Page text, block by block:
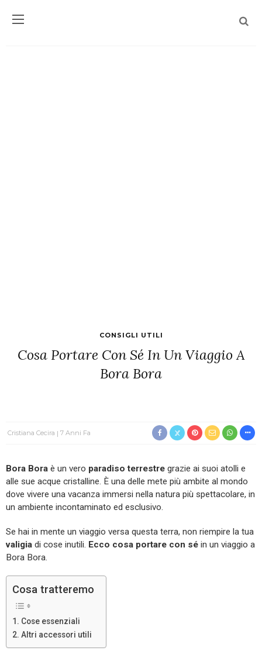
CONSIGLI UTILI
Cosa Portare Con Sé In Un Viaggio A
Bora Bora
Cristiana Cecira 7 Anni Fa
Bora Bora è un vero paradiso terrestre grazie ai suoi atolli e
alle sue acque cristalline. È una delle mete più ambite al mondo
dove vivere una vacanza immersi nella natura più spettacolare, in
un ambiente incontaminato ed esclusivo.
Se hai in mente un viaggio versa questa terra, non riempire la tua
valigia di cose inutili. Ecco cosa portare con sé in un viaggio a
Bora Bora.
Cosa tratteremo
Cose essenziali
Altri accessori utili